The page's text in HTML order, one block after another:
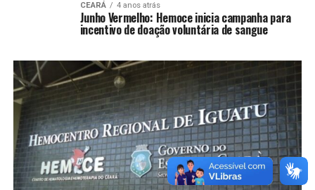
CEARÁ 4 anos atrás
Junho Vermelho: Hemoce inicia campanha para
incentivo de doação voluntária de sangue